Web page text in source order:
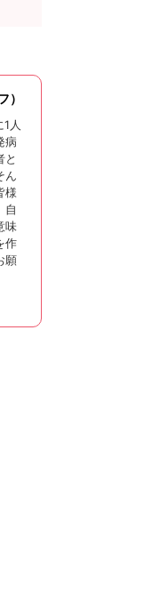
）
人
病
と
ん
様
自
味
作
願